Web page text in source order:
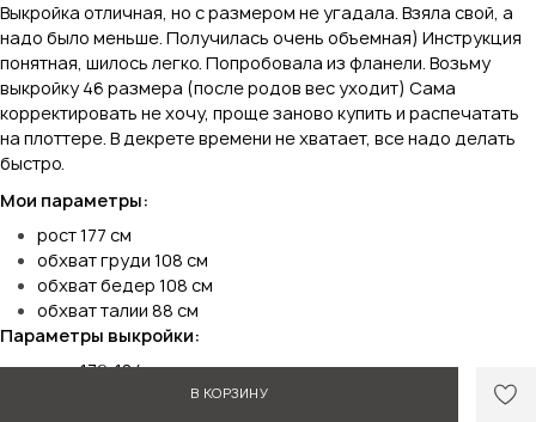
В КОРЗИНУ
Выкройка отличная, но с размером не угадала. Взяла свой, а
надо было меньше. Получилась очень объемная) Инструкция
понятная, шилось легко. Попробовала из фланели. Возьму
выкройку 46 размера (после родов вес уходит) Сама
корректировать не хочу, проще заново купить и распечатать
на плоттере. В декрете времени не хватает, все надо делать
быстро.
Мои параметры:
рост 177 см
обхват груди 108 см
обхват бедер 108 см
обхват талии 88 см
Параметры выкройки:
рост 179-184 см
обхват груди 108 см